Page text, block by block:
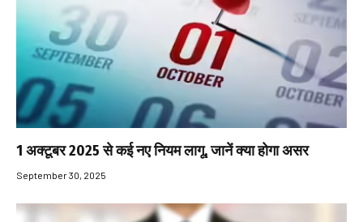
1 अक्टूबर 2025 से कई नए नियम लागू, जानें क्या होगा असर
September 30, 2025